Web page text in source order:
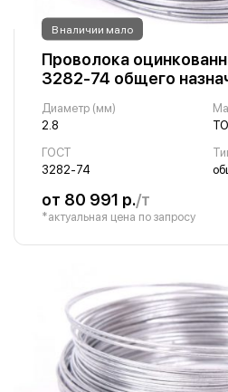
В наличии мало
Проволока
3282-74 общего
Диаметр (мм)
2.8
ТО
ГОСТ
3282-74
от 80 991 р./т
*актуальная цена по запросу